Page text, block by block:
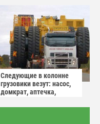
Следующие в колонне
грузовики везут: насос,
домкрат, аптечка,